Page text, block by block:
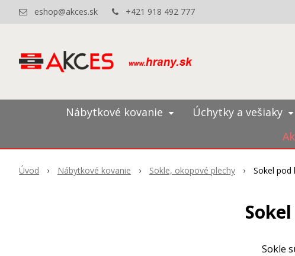
eshop@akces.sk +421 918 492 777
Nábytkové kovanie Úchytky a vešiaky
Úvod Nábytkové kovanie Sokle, okopové plechy Sokel pod
Sokle